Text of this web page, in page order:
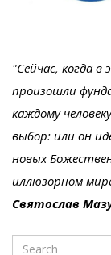
"Сейчас, когда
произошли
каждому
выбор: или он
новых
иллюзорном
Святослав